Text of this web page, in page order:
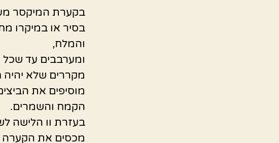
בקערת המיקסר
בסיר או במיקרו
והמלח,
ומערבבים עד
מקררים שלא
מוסיפים את
הקמח והשמרים.
מכסים את הקערה